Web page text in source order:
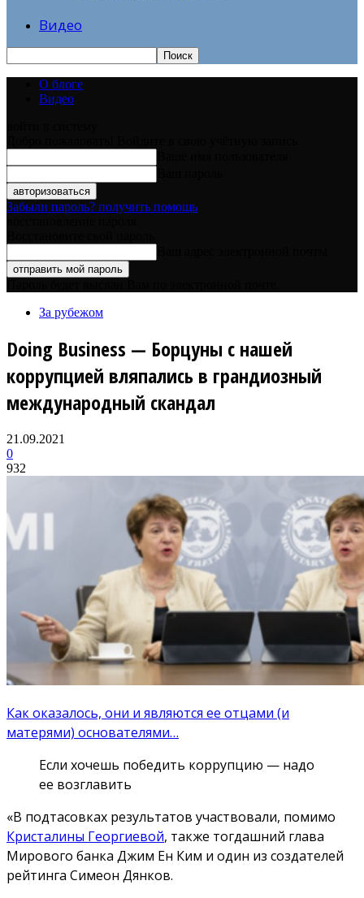
Видео
О блоге
Видео
Забыли пароль? получить помощь
За рубежом
Doing Business — Борцуны с нашей
коррупцией вляпались в грандиозный
международный скандал
21.09.2021
0
932
Как оказалось, они и являются ее отцами (и
матерями) основателями…
Если хочешь победить коррупцию — надо
ее возглавить
«В подтасовках результатов участвовали, помимо
Кристалины Георгиевой, также тогдашний глава
Мирового банка Джим Ен Ким и один из создателей
рейтинга Симеон Дянков.